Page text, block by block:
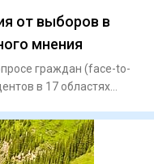
от выборов в
мнения
граждан (face-to-
в 17 областях